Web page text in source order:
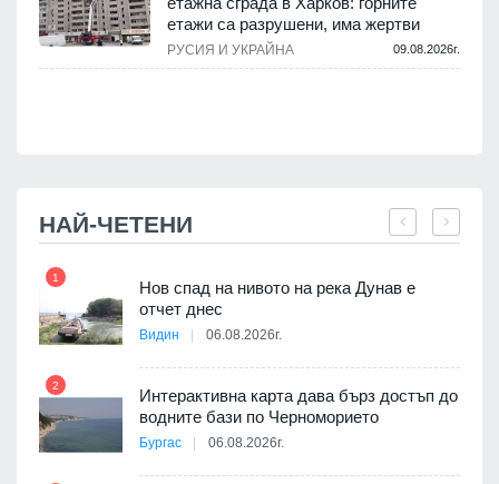
етажи са разрушени, има жертви
РУСИЯ И УКРАЙНА 09.08.2026г.
НАЙ-ЧЕТЕНИ
1
Нов спад на нивото на река Дунав е
отчет днес
Видин 06.08.2026г.
2
Интерактивна карта дава бърз достъп до
водните бази по Черноморието
Бургас 06.08.2026г.